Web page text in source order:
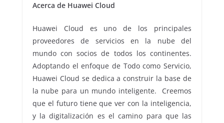
Acerca de Huawei Cloud
Huawei Cloud es uno de los principales
proveedores de servicios en la nube del
mundo con socios de todos los continentes.
Adoptando el enfoque de Todo como Servicio,
Huawei Cloud se dedica a construir la base de
la nube para un mundo inteligente. Creemos
que el futuro tiene que ver con la inteligencia,
y la digitalización es el camino para que las